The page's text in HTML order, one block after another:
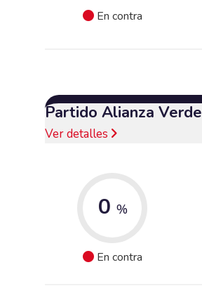
En contra
Partido Alianza Verde
Ver detalles
0 %
En contra